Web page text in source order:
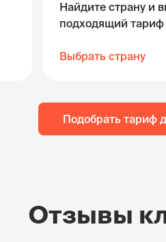
Найдите страну и
подходящий тариф
Выбрать страну
Подобрать тариф
Отзывы